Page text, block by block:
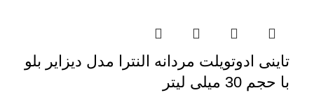
تاینی ادوتویلت مردانه النترا مدل دیزایر بلو
با حجم 30 میلی لیتر